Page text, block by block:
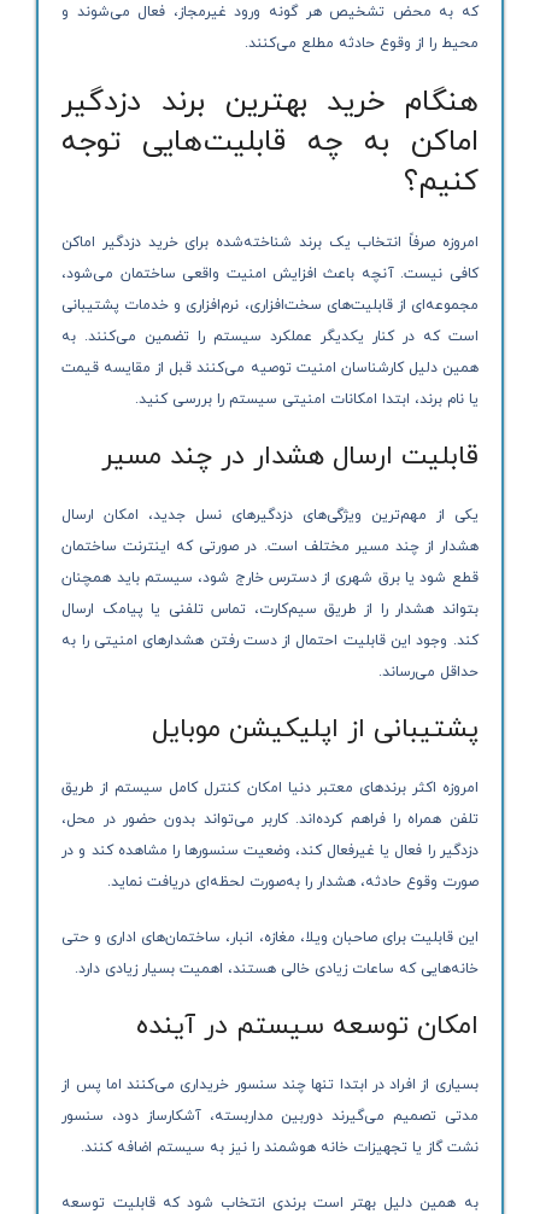
که به محض تشخیص هر گونه ورود غیرمجاز، فعال می‌شوند و
محیط را از وقوع حادثه مطلع می‌کنند.
هنگام خرید بهترین برند دزدگیر
اماکن به چه قابلیت‌هایی توجه
کنیم؟
امروزه صرفاً انتخاب یک برند شناخته‌شده برای خرید دزدگیر اماکن
کافی نیست. آنچه باعث افزایش امنیت واقعی ساختمان می‌شود،
مجموعه‌ای از قابلیت‌های سخت‌افزاری، نرم‌افزاری و خدمات پشتیبانی
است که در کنار یکدیگر عملکرد سیستم را تضمین می‌کنند. به
همین دلیل کارشناسان امنیت توصیه می‌کنند قبل از مقایسه قیمت
یا نام برند، ابتدا امکانات امنیتی سیستم را بررسی کنید.
قابلیت ارسال هشدار در چند مسیر
یکی از مهم‌ترین ویژگی‌های دزدگیرهای نسل جدید، امکان ارسال
هشدار از چند مسیر مختلف است. در صورتی که اینترنت ساختمان
قطع شود یا برق شهری از دسترس خارج شود، سیستم باید همچنان
بتواند هشدار را از طریق سیم‌کارت، تماس تلفنی یا پیامک ارسال
کند. وجود این قابلیت احتمال از دست رفتن هشدارهای امنیتی را به
حداقل می‌رساند.
پشتیبانی از اپلیکیشن موبایل
امروزه اکثر برندهای معتبر دنیا امکان کنترل کامل سیستم از طریق
تلفن همراه را فراهم کرده‌اند. کاربر می‌تواند بدون حضور در محل،
دزدگیر را فعال یا غیرفعال کند، وضعیت سنسورها را مشاهده کند و در
صورت وقوع حادثه، هشدار را به‌صورت لحظه‌ای دریافت نماید.
این قابلیت برای صاحبان ویلا، مغازه، انبار، ساختمان‌های اداری و حتی
خانه‌هایی که ساعات زیادی خالی هستند، اهمیت بسیار زیادی دارد.
امکان توسعه سیستم در آینده
بسیاری از افراد در ابتدا تنها چند سنسور خریداری می‌کنند اما پس از
مدتی تصمیم می‌گیرند دوربین مداربسته، آشکارساز دود، سنسور
نشت گاز یا تجهیزات خانه هوشمند را نیز به سیستم اضافه کنند.
به همین دلیل بهتر است برندی انتخاب شود که قابلیت توسعه